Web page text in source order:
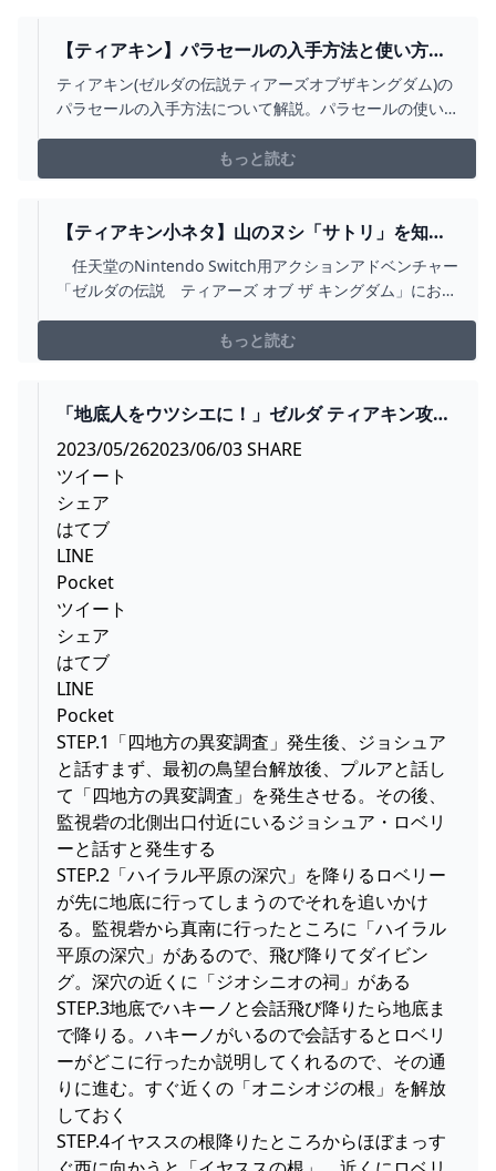
【ティアキン】パラセールの入手方法と使い方｜3
章で解放【ゼルダの伝説ティアーズオブザキング
ダム】 - アルテマ
ティアキン(ゼルダの伝説ティアーズオブザキングダム)の
パラセールの入手方法について解説。パラセールの使い
もっと読む
【ティアキン小ネタ】山のヌシ「サトリ」を知っ
ているか！ 洞窟の場所を教えてくれる神々しい生
き物【ゼルダの伝説】 - GAME WATCH
任天堂のNintendo Switch用アクションアドベンチャー
「ゼルダの伝説 ティアーズ オブ ザ キングダム」におけ
お、本記事ではネタバレに関する記載が含まれているた
め注意してほしい。
もっと読む
「地底人をウツシエに！」ゼルダ ティアキン攻略
「メインチャレンジ編」【ゼルダの伝説ティアー
ズオブザキングダム攻略】
GAMEGAMINGGAMES
2023/05/262023/06/03 SHARE
ツイート
シェア
はてブ
LINE
Pocket
ツイート
シェア
はてブ
LINE
Pocket
STEP.1「四地方の異変調査」発生後、ジョシュア
と話すまず、最初の鳥望台解放後、プルアと話し
て「四地方の異変調査」を発生させる。その後、
監視砦の北側出口付近にいるジョシュア・ロベリ
ーと話すと発生する
STEP.2「ハイラル平原の深穴」を降りるロベリー
が先に地底に行ってしまうのでそれを追いかけ
る。監視砦から真南に行ったところに「ハイラル
平原の深穴」があるので、飛び降りてダイビン
グ。深穴の近くに「ジオシニオの祠」がある
STEP.3地底でハキーノと会話飛び降りたら地底ま
で降りる。ハキーノがいるので会話するとロベリ
ーがどこに行ったか説明してくれるので、その通
りに進む。すぐ近くの「オニシオジの根」を解放
しておく
STEP.4イヤススの根降りたところからほぼまっす